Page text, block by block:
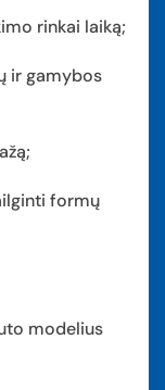
rinkai laiką;
ir gamybos
formų
modelius